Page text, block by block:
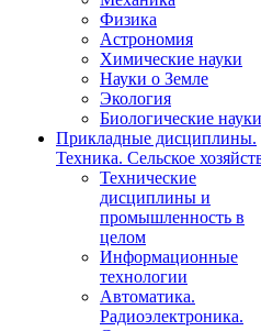
Физика
Астрономия
Химические науки
Науки о Земле
Экология
Биологические науки
Прикладные дисциплины.
Техника. Сельское
Технические
дисциплины и
промышленность в
целом
Информационные
технологии
Автоматика.
Радиоэлектроника.